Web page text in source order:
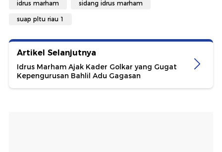
idrus marham sidang idrus marham
suap pltu riau 1
Artikel Selanjutnya
Idrus Marham Ajak Kader Golkar yang Gugat
Kepengurusan Bahlil Adu Gagasan